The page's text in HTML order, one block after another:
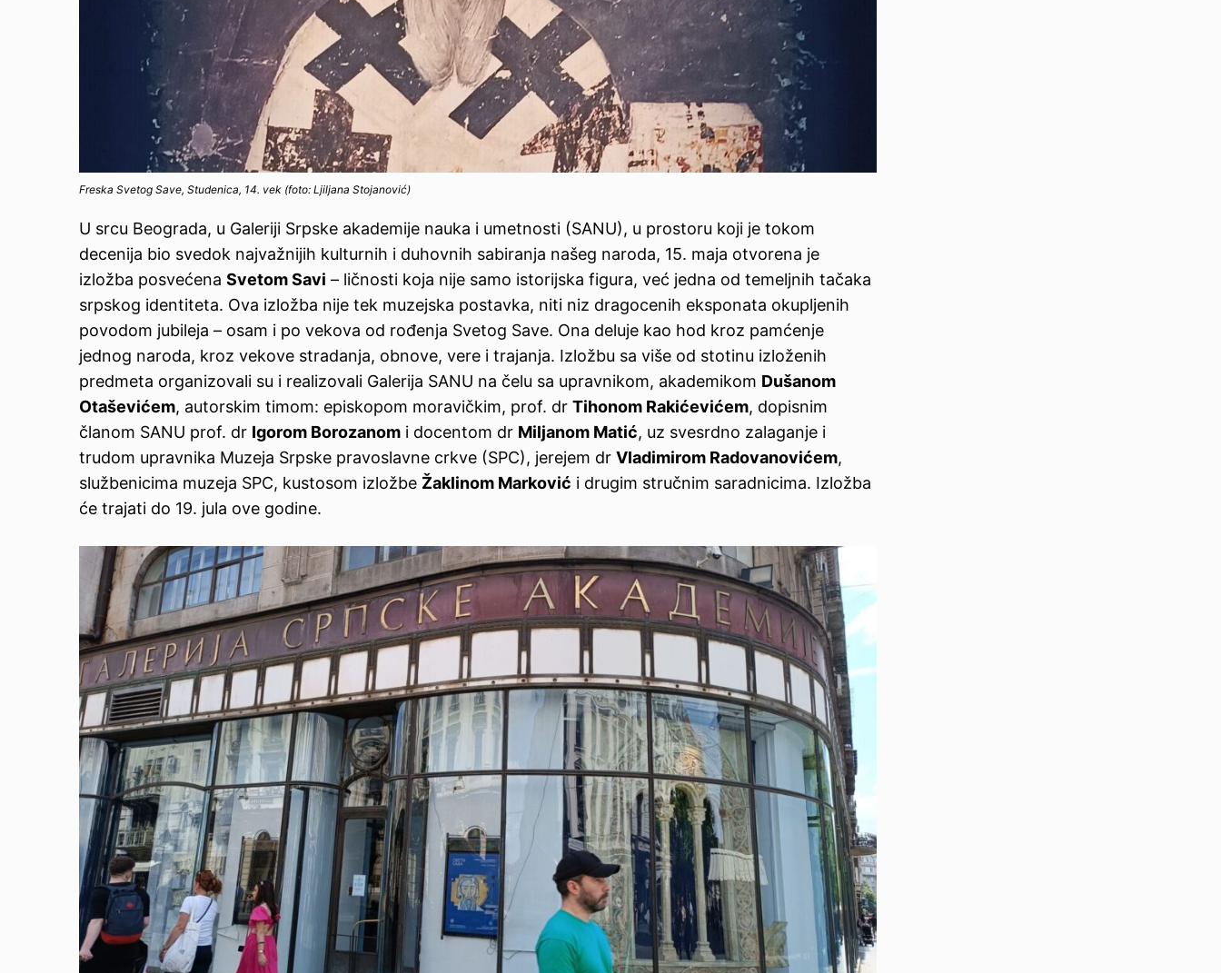
Freska Svetog Save, Studenica, 14. vek (foto: Ljiljana Stojanović)
U srcu Beograda, u Galeriji Srpske akademije nauka i umetnosti (SANU), u prostoru koji je tokom
decenija bio svedok najvažnijih kulturnih i duhovnih sabiranja našeg naroda, 15. maja otvorena je
izložba posvećena Svetom Savi – ličnosti koja nije samo istorijska figura, već jedna od temeljnih tačaka
srpskog identiteta. Ova izložba nije tek muzejska postavka, niti niz dragocenih eksponata okupljenih
povodom jubileja – osam i po vekova od rođenja Svetog Save. Ona deluje kao hod kroz pamćenje
jednog naroda, kroz vekove stradanja, obnove, vere i trajanja. Izložbu sa više od stotinu izloženih
predmeta organizovali su i realizovali Galerija SANU na čelu sa upravnikom, akademikom Dušanom
Otaševićem, autorskim timom: episkopom moravičkim, prof. dr Tihonom Rakićevićem, dopisnim
članom SANU prof. dr Igorom Borozanom i docentom dr Miljanom Matić, uz svesrdno zalaganje i
trudom upravnika Muzeja Srpske pravoslavne crkve (SPC), jerejem dr Vladimirom Radovanovićem,
službenicima muzeja SPC, kustosom izložbe Žaklinom Marković i drugim stručnim saradnicima. Izložba
će trajati do 19. jula ove godine.